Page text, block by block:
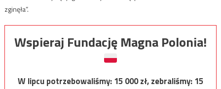
zginęła”.
Wspieraj Fundację Magna Polonia!
W lipcu potrzebowaliśmy:15 000zł, zebraliśmy:15